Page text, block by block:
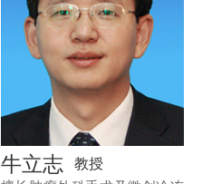
牛立志 教授